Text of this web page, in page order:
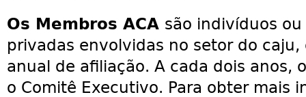
Os Membros ACA são indivíduos
privadas envolvidas no setor do
anual de afiliação. A cada dois anos,
o Comitê Executivo. Para obter mais